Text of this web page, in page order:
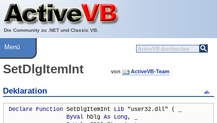
Die Community zu .NET und Classic VB.
Über ActiveVB
Hilfe
Menü
SetDlgItemInt von ActiveVB-Team
Deklaration
Declare Function SetDlgItemInt Lib "user32.dll" ( _
ByVal hDlg As Long, _